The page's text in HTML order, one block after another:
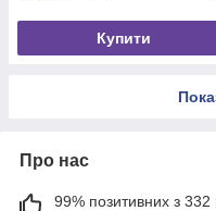
Купити
Про нас
99% позитивних з 332